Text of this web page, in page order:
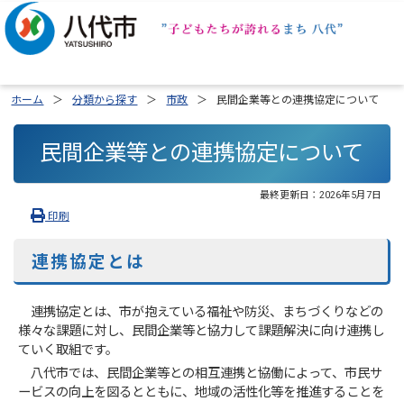
ホーム 分類から探す 市政 民間企業等との連携協定について
民間企業等との連携協定について
最終更新日： 2026年5月7日
印刷
連携協定とは
連携協定とは、市が抱えている福祉や防災、まちづくりなどの
様々な課題に対し、民間企業等と協力して課題解決に向け連携し
ていく取組です。
八代市では、民間企業等との相互連携と協働によって、市民サ
ービスの向上を図るとともに、地域の活性化等を推進することを